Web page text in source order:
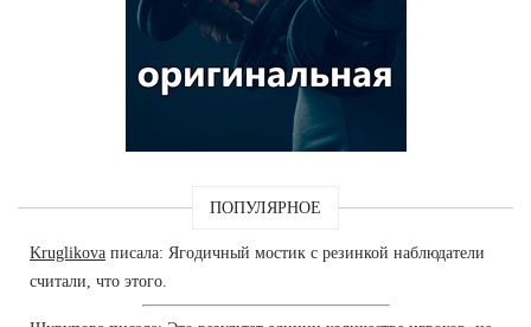
ПОПУЛЯРНОЕ
Kruglikova писала: Ягодичный мостик с резинкой наблюдатели
считали, что этого.